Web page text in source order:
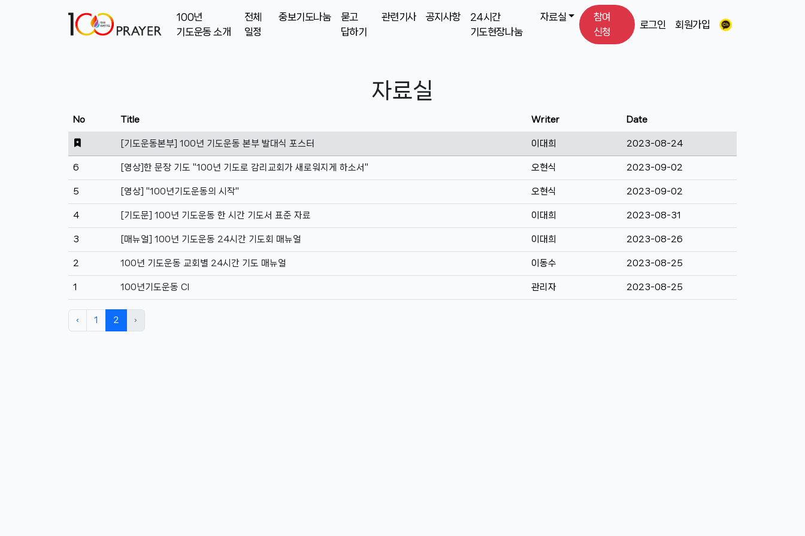
100년
기도운동 소개
전체
일정
중보기도나눔
묻고
답하기
관련기사 공지사항
24시간
기도현장나눔
자료실
참여
신청
로그인 회원가입
자료실
No Title Writer Date
[기도운동본부] 100년 기도운동 본부 발대식 포스터 이대희 2023-08-24
6 [영상]한 문장 기도 "100년 기도로 감리교회가 새로워지게 하소서" 오현식 2023-09-02
5 [영상] "100년기도운동의 시작" 오현식 2023-09-02
4 [기도문] 100년 기도운동 한 시간 기도서 표준 자료 이대희 2023-08-31
3 [매뉴얼] 100년 기도운동 24시간 기도회 매뉴얼 이대희 2023-08-26
2 100년 기도운동 교회별 24시간 기도 매뉴얼 이동수 2023-08-25
1 100년기도운동 CI 관리자 2023-08-25
‹ 1 2 ›